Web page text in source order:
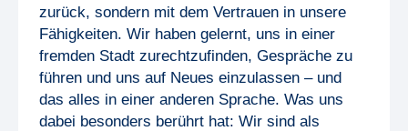
zurück, sondern mit dem Vertrauen in unsere
Fähigkeiten. Wir haben gelernt, uns in einer
fremden Stadt zurechtzufinden, Gespräche zu
führen und uns auf Neues einzulassen – und
das alles in einer anderen Sprache. Was uns
dabei besonders berührt hat: Wir sind als